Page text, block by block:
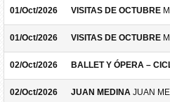
01/Oct/2026 VISITAS DE OCTUBRE
01/Oct/2026 VISITAS DE OCTUBRE
02/Oct/2026 BALLET Y ÓPERA –
02/Oct/2026 JUAN MEDINA JUAN